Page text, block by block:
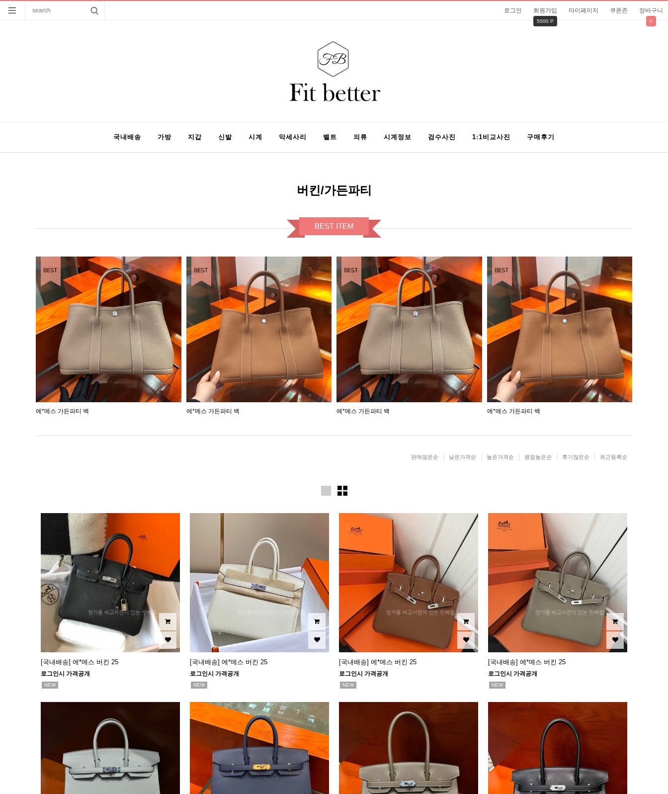
로그인 회원가입
5000 P
마이페이지 쿠폰존 장바구니
0
국내배송 가방 지갑 신발 시계 악세사리 벨트 의류 시계정보 검수사진 1:1비교사진 구매후기
버킨/가든파티
BEST ITEM
에*메스 가든파티 백 에*메스 가든파티 백 에*메스 가든파티 백 에*메스 가든파티 백
BEST ITEM BEST ITEM
판매많은순 낮은가격순 높은가격순 평점높은순 후기많은순 최근등록순
[국내배송] 에*메스 버킨 25
로그인시 가격공개
NEW
[국내배송] 에*메스 버킨 25
로그인시 가격공개
NEW
[국내배송] 에*메스 버킨 25
로그인시 가격공개
NEW
[국내배송] 에*메스 버킨 25
로그인시 가격공개
NEW